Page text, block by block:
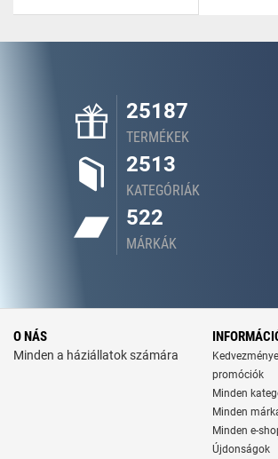
25187
TERMÉKEK
2513
KATEGÓRIÁK
522
MÁRKÁK
O NÁS
Minden a háziállatok számára
promóciók
Minden
Minden
Minden e-
Újdonságok